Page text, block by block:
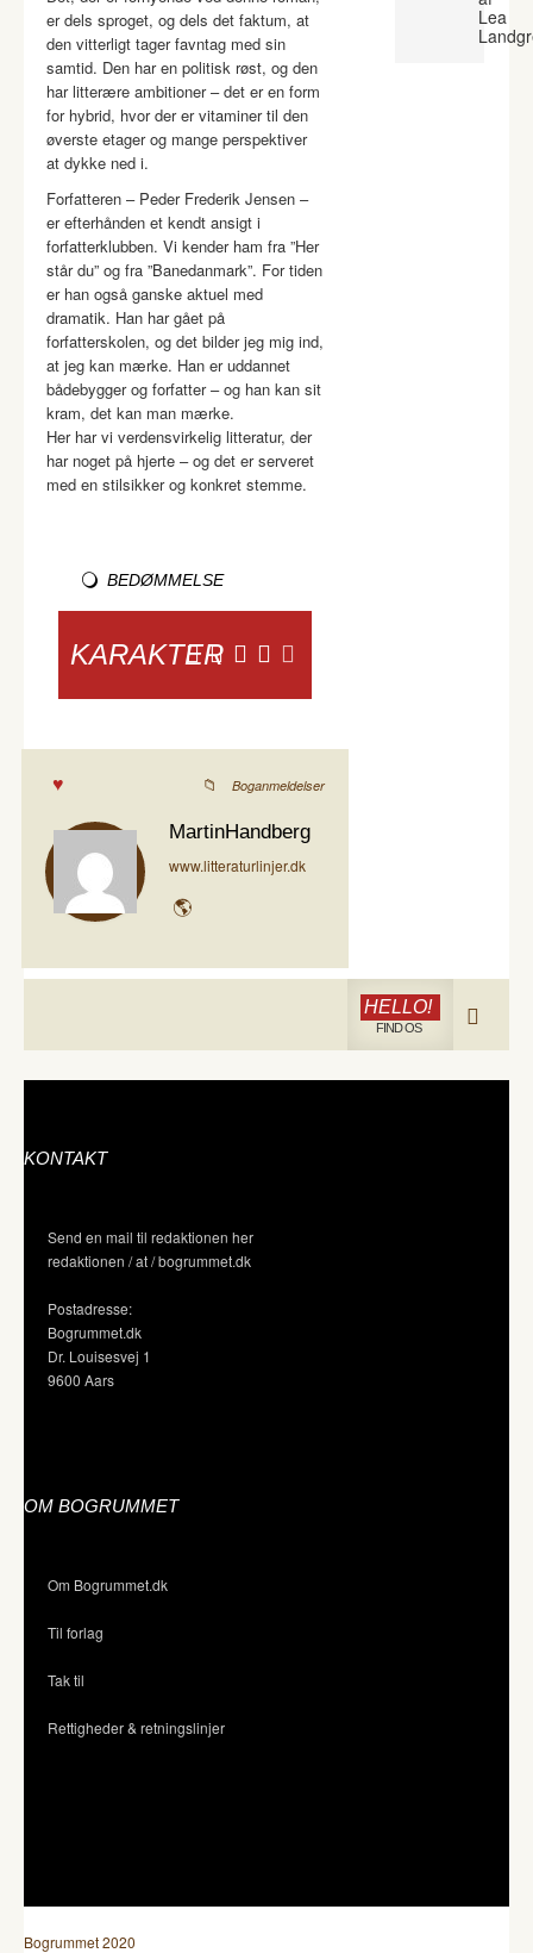
er dels sproget, og dels det faktum, at
den vitterligt tager favntag med sin
samtid. Den har en politisk røst, og den
har litterære ambitioner – det er en form
for hybrid, hvor der er vitaminer til den
øverste etager og mange perspektiver
at dykke ned i.
Forfatteren – Peder Frederik Jensen –
er efterhånden et kendt ansigt i
forfatterklubben. Vi kender ham fra ”Her
står du” og fra ”Banedanmark”. For tiden
er han også ganske aktuel med
dramatik. Han har gået på
forfatterskolen, og det bilder jeg mig ind,
at jeg kan mærke. Han er uddannet
bådebygger og forfatter – og han kan sit
kram, det kan man mærke.
Her har vi verdensvirkelig litteratur, der
har noget på hjerte – og det er serveret
med en stilsikker og konkret stemme.
BEDØMMELSE
KARAKTER
Boganmeldelser
MartinHandberg
www.litteraturlinjer.dk
Lea
HELLO!
FIND OS
KONTAKT
Send en mail til redaktionen her
redaktionen / at / bogrummet.dk
Postadresse:
Bogrummet.dk
Dr. Louisesvej 1
9600 Aars
OM BOGRUMMET
Om Bogrummet.dk
Til forlag
Tak til
Rettigheder & retningslinjer
Bogrummet 2020